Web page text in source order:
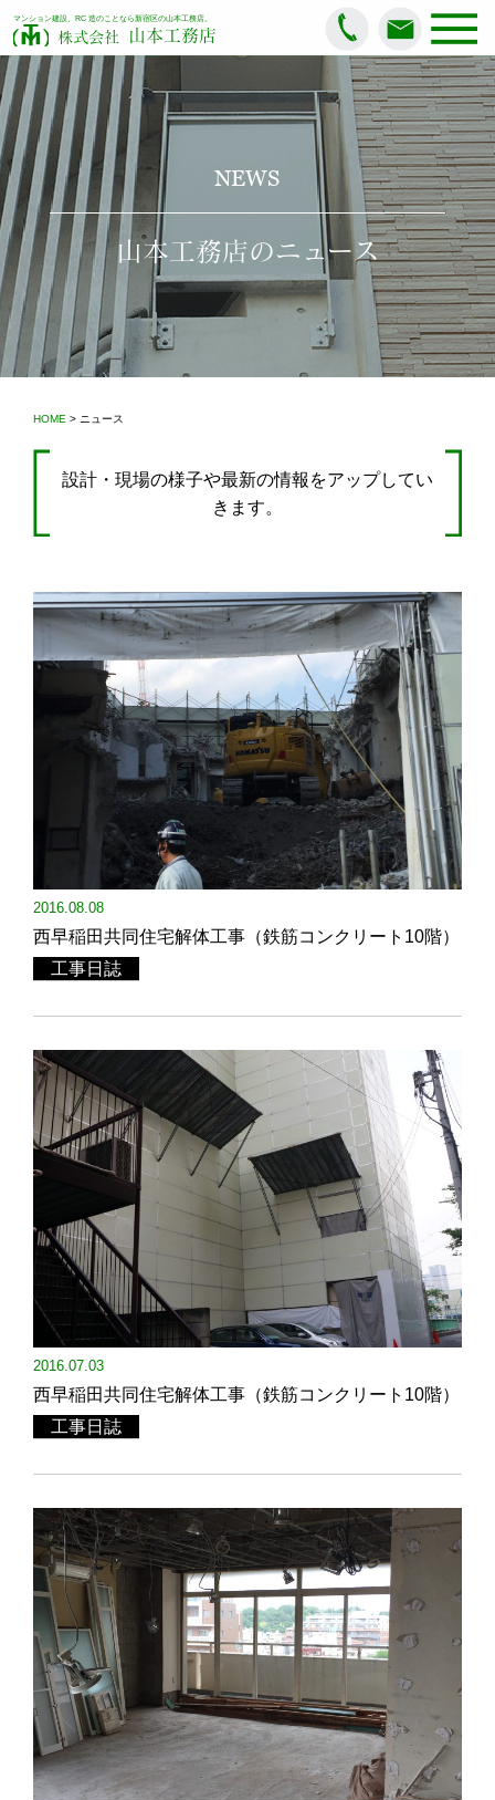
マンション建設、RC 造のことなら新宿区の山本工務店。
株式会社 山本工務店
NEWS
山本工務店のニュース
HOME > ニュース
設計・現場の様子や最新の情報をアップしてい
きます。
2016.08.08
西早稲田共同住宅解体工事（鉄筋コンクリート10階）
工事日誌
2016.07.03
西早稲田共同住宅解体工事（鉄筋コンクリート10階）
工事日誌